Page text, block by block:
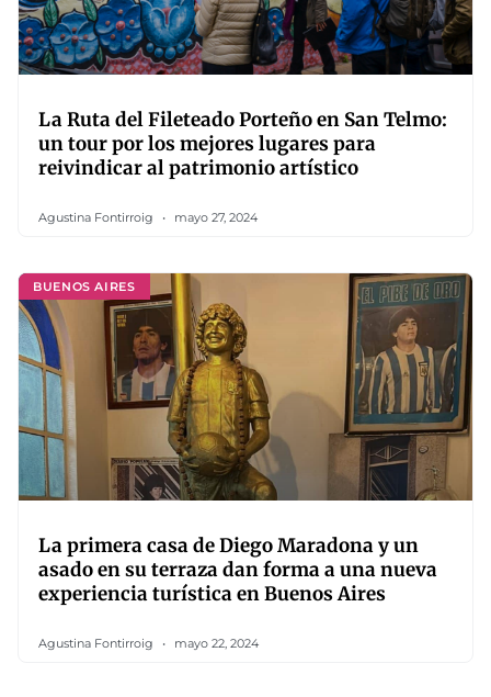
La Ruta del Fileteado Porteño en San Telmo:
un tour por los mejores lugares para
reivindicar al patrimonio artístico
Agustina Fontirroig mayo 27, 2024
BUENOS AIRES
La primera casa de Diego Maradona y un
asado en su terraza dan forma a una nueva
experiencia turística en Buenos Aires
Agustina Fontirroig mayo 22, 2024